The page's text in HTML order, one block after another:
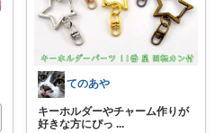
てのあや
キーホルダーやチャーム作りが
好きな方にぴっ ...